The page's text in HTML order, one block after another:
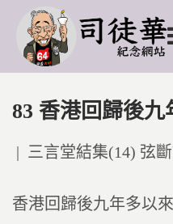
83 香港回歸後
Posted
三言堂結集(14) 弦
香港回歸後九年多以